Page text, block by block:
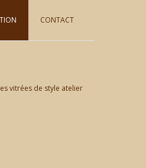
CONTACT
vitrées de style atelier